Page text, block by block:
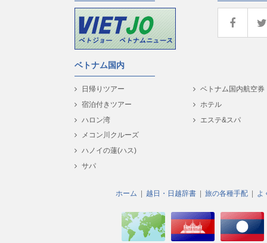
ベトナム国内
日帰りツアー
宿泊付きツアー
ハロン湾
メコン川クルーズ
ハノイの蓮(ハス)
サパ
ベトナム国内航空券
ホテル
エステ&スパ
ホーム 越日・日越辞書 旅の各種手配 よ